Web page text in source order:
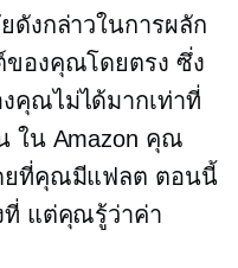
ดังกล่าวในการผลัก
ของคุณโดยตรง ซึ่ง
คุณไม่ได้มากเท่าที่
ใน Amazon คุณ
ยที่คุณมีแฟลต ตอนนี้
ที่ แต่คุณรู้ว่าค่า